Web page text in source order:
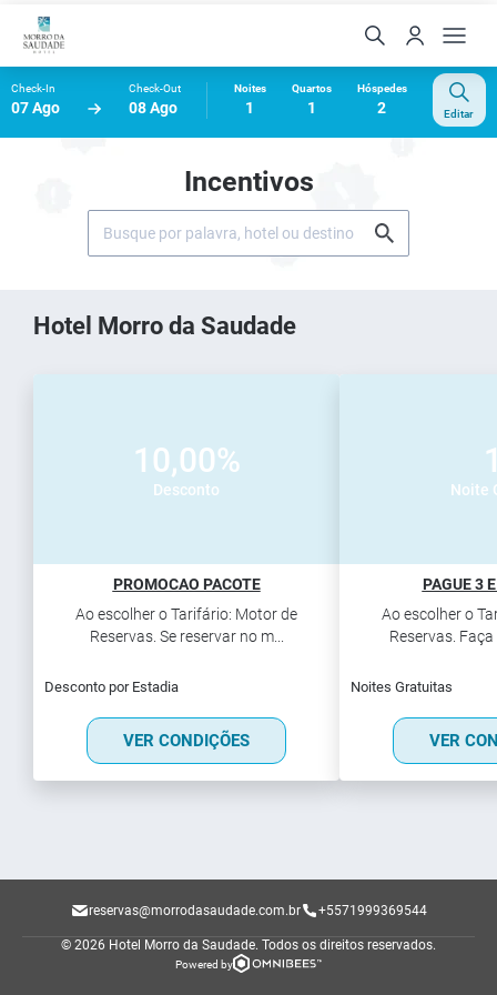
Check-In
07 Ago
Check-Out
08 Ago
Noites
1
Quartos
1
Hóspedes
2 Editar
Incentivos
Hotel Morro da Saudade
10,00%
Desconto
PROMOCAO PACOTE
Ao escolher o Tarifário: Motor de
Reservas. Se reservar no m...
Desconto por Estadia
VER CONDIÇÕES
Noite
PAGUE 3
Ao escolher o
Reservas.
Noites Gratuitas
VER
reservas@morrodasaudade.com.br +5571999369544
© 2026 Hotel Morro da Saudade. Todos os direitos reservados.
Powered by